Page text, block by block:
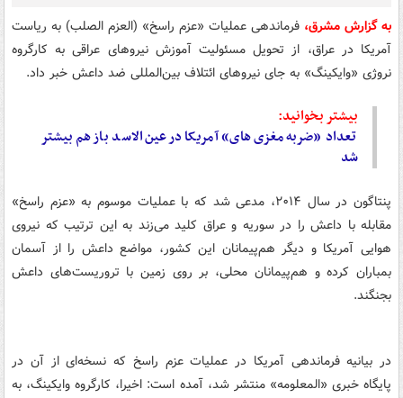
به گزارش مشرق، فرماندهی عملیات «عزم راسخ» (العزم الصلب) به ریاست
آمریکا در عراق، از تحویل مسئولیت آموزش نیروهای عراقی به کارگروه
نروژی «وایکینگ» به جای نیروهای ائتلاف بین‌المللی ضد داعش خبر داد.
بیشتر بخوانید:
تعداد «ضربه مغزی‌های» آمریکا در عین‌الاسد باز هم بیشتر
شد
پنتاگون در سال ۲۰۱۴، مدعی شد که با عملیات موسوم به «عزم راسخ»
مقابله با داعش را در سوریه و عراق کلید می‌زند به این ترتیب که نیروی
هوایی آمریکا و دیگر هم‌پیمانان این کشور، مواضع داعش را از آسمان
بمباران کرده و هم‌پیمانان محلی، بر روی زمین با تروریست‌های داعش
بجنگند.
در بیانیه فرماندهی آمریکا در عملیات عزم راسخ که نسخه‌ای از آن در
پایگاه خبری «المعلومه» منتشر شد، آمده است: اخیرا، کارگروه وایکینگ، به